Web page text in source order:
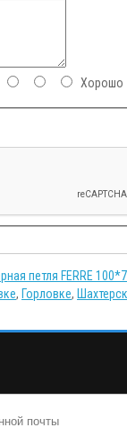
Хорошо
петля FERRE
, Горловке,